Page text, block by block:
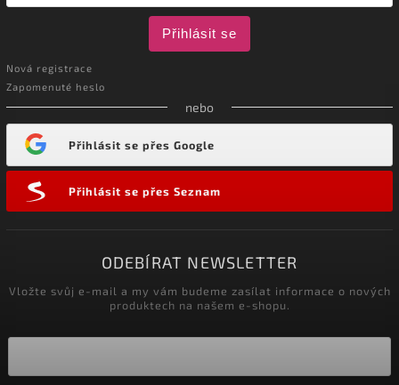
Přihlásit se
Nová registrace
Zapomenuté heslo
nebo
Přihlásit se přes Google
Přihlásit se přes Seznam
ODEBÍRAT NEWSLETTER
Vložte svůj e-mail a my vám budeme zasílat informace o nových
produktech na našem e-shopu.